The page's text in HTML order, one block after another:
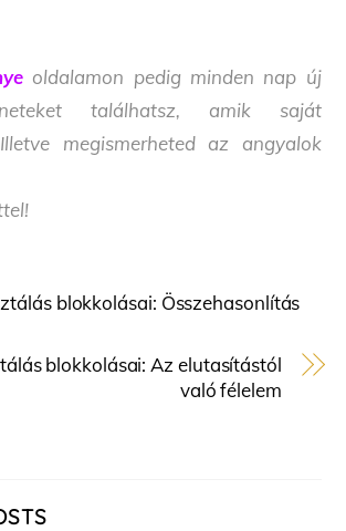
oldalamon pedig minden nap új
találhatsz, amik saját
megismerheted az angyalok
blokkolásai: Összehasonlítás
blokkolásai: Az elutasítástól
való félelem